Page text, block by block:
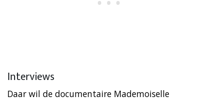
Interviews
Daar wil de documentaire Mademoiselle